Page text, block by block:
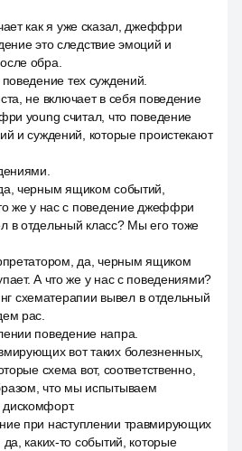
как я уже сказал, джеффри
это следствие эмоций и
обра.
тех суждений.
не включает в себя поведение
young считал, что поведение
и суждений, которые проистекают
черным ящиком событий,
же у нас с поведение джеффри
в отдельный класс? Мы его тоже
да, черным ящиком
А что же у нас с поведениями?
схематерапии вывел в отдельный
рас.
поведение напра.
вот таких болезненных,
схема вот, соответственно,
что мы испытываем
при наступлении травмирующих
каких-то событий, которые